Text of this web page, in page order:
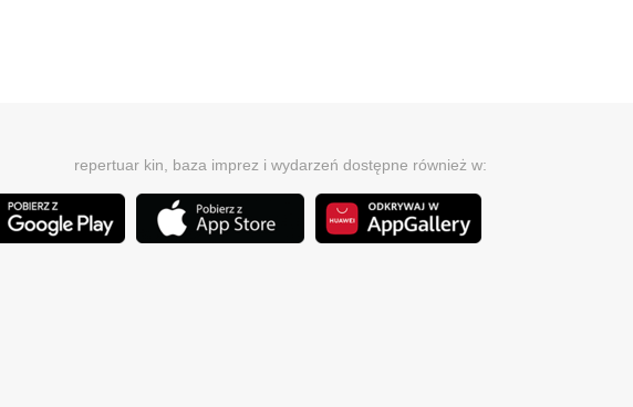
repertuar kin, baza imprez i wydarzeń dostępne również w: